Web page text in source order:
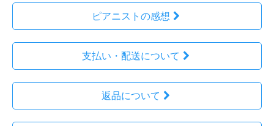
ピアニストの感想
支払い・配送について
返品について